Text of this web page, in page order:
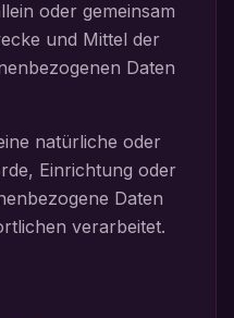
oder gemeinsam
und Mittel der
Daten
natürliche oder
Einrichtung oder
Daten
verarbeitet.